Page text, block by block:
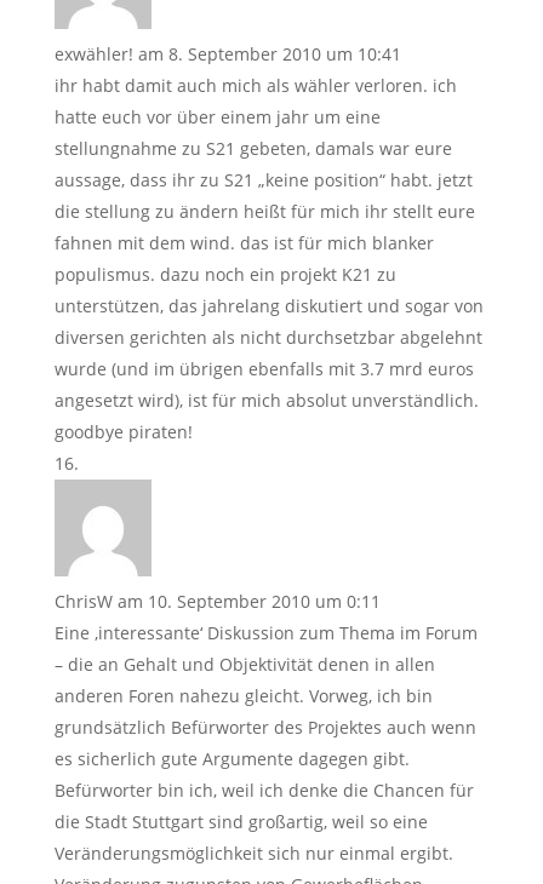
exwähler! am 8. September 2010 um 10:41
ihr habt damit auch mich als wähler verloren. ich
hatte euch vor über einem jahr um eine
stellungnahme zu S21 gebeten, damals war eure
aussage, dass ihr zu S21 „keine position“ habt. jetzt
die stellung zu ändern heißt für mich ihr stellt eure
fahnen mit dem wind. das ist für mich blanker
populismus. dazu noch ein projekt K21 zu
unterstützen, das jahrelang diskutiert und sogar von
diversen gerichten als nicht durchsetzbar abgelehnt
wurde (und im übrigen ebenfalls mit 3.7 mrd euros
angesetzt wird), ist für mich absolut unverständlich.
goodbye piraten!
ChrisW am 10. September 2010 um 0:11
Eine ‚interessante‘ Diskussion zum Thema im Forum
– die an Gehalt und Objektivität denen in allen
anderen Foren nahezu gleicht. Vorweg, ich bin
grundsätzlich Befürworter des Projektes auch wenn
es sicherlich gute Argumente dagegen gibt.
Befürworter bin ich, weil ich denke die Chancen für
die Stadt Stuttgart sind großartig, weil so eine
Veränderungsmöglichkeit sich nur einmal ergibt.